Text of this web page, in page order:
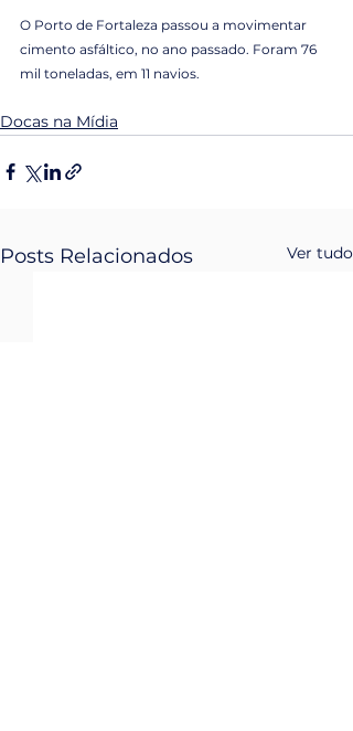
O Porto de Fortaleza passou a movimentar
cimento asfáltico, no ano passado. Foram 76
mil toneladas, em 11 navios.
Docas na Mídia
Posts Relacionados Ver tudo